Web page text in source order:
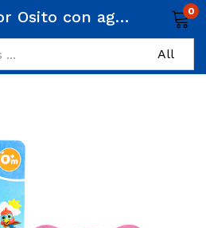
Masticador Osito con agua 0